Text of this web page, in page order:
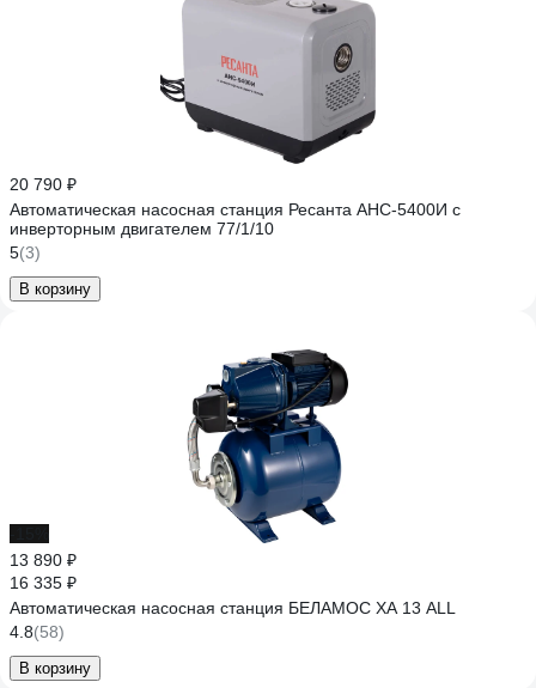
20 790 ₽
Автоматическая насосная станция Ресанта АНС-5400И с
инверторным двигателем 77/1/10
5(3)
В корзину
13 890 ₽
16 335 ₽
Автоматическая насосная станция БЕЛАМОС XA 13 ALL
4.8(58)
В корзину